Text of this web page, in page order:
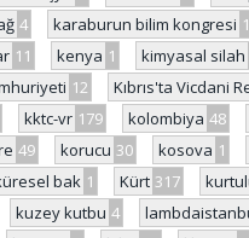
4 karaburun bilim kongresi 1
11 kenya 1 kimyasal silah
12
Kıbrıs'ta Vicdani
kktc-vr 179 kolombiya 48
49 korucu 30 kosova 1
bak 1 Kürt 317
kuzey kutbu 4